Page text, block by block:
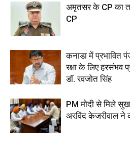
अमृतसर के CP का
CP
कनाडा में प्रभावित
रक्षा के लिए हरसंभव
डॉ. रवजोत सिंह
PM मोदी से मिले
अरविंद केजरीवाल